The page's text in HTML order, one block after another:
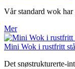
Vår standard wok har
Mer
Mini Wok i rustfritt
Det snøstrukturerte-